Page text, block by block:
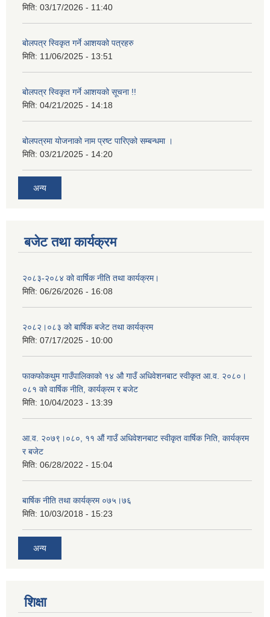
मिति: 03/17/2026 - 11:40
बोलपत्र स्विकृत गर्ने आशयको पत्रहरु
मिति: 11/06/2025 - 13:51
बोलपत्र स्विकृत गर्ने आशयको सूचना !!
मिति: 04/21/2025 - 14:18
बोलपत्रमा योजनाको नाम प्रष्ट पारिएको सम्बन्धमा ।
मिति: 03/21/2025 - 14:20
अन्य
बजेट तथा कार्यक्रम
२०८३-२०८४ को वार्षिक नीति तथा कार्यक्रम।
मिति: 06/26/2026 - 16:08
२०८२।०८३ को बार्षिक बजेट तथा कार्यक्रम
मिति: 07/17/2025 - 10:00
फाकफोकथुम गाउँपालिकाको १४ औ गाउँ अधिवेशनबाट स्वीकृत आ.व. २०८०।
०८१ को वार्षिक नीति, कार्यक्रम र बजेट
मिति: 10/04/2023 - 13:39
आ.व. २०७९।०८०, ११ औं गाउँ अधिवेशनबाट स्वीकृत वार्षिक निति, कार्यक्रम
र बजेट
मिति: 06/28/2022 - 15:04
बार्षिक नीति तथा कार्यक्रम ०७५।७६
मिति: 10/03/2018 - 15:23
अन्य
शिक्षा